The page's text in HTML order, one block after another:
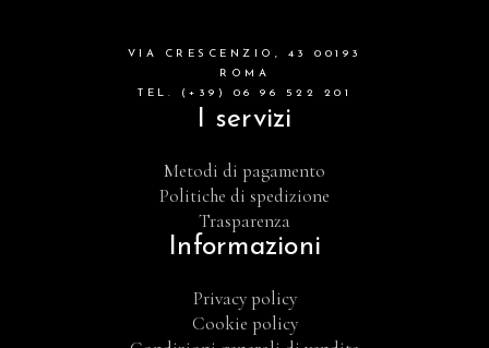
VIA CRESCENZIO, 43 00193
ROMA
TEL. (+39) 06 96 522 201
I servizi
Metodi di pagamento
Politiche di spedizione
Trasparenza
Informazioni
Privacy policy
Cookie policy